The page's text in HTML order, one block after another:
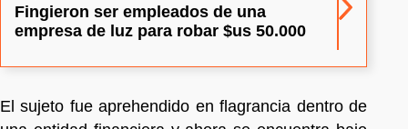
Fingieron ser empleados de una
empresa de luz para robar $us 50.000
El sujeto fue aprehendido en flagrancia dentro de